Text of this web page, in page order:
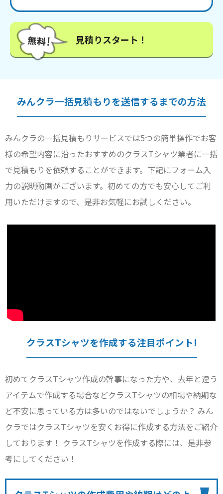
見積りスタート！
みんクラ一括見積もりを送信するまでの方法
みんクラの一括見積もりサービスでは5つの簡単操作でお客
様の希望内容に沿ったおすすめのクラスTシャツ業者に一括
で見積もりを依頼することができます。下記にフォーム入
力の説明動画がございます。初めての方でも安心してご利
用いただけますので、是非お気軽にお試しください。
クラスTシャツを作成する注目ポイント!
初めてクラスTシャツ作成の幹事になった方や、去年と違う
アイテムで作成する場合などクラスTシャツの相場や納期な
ど不安に思っている方は多いのではないでしょうか？ みん
クラではクラスTシャツを安くお得に作成する方法をご紹介
しております！ クラスTシャツを作成する際には、是非参
考にしてください！